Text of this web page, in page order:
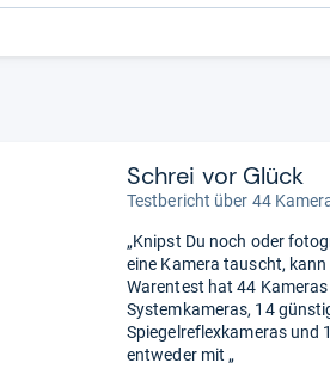
Schrei vor Glück
Testbericht über 44
„Knipst Du noch oder
eine Kamera tauscht, kann
Warentest hat 44
Systemkameras, 14
Spiegelreflexkameras und
entweder mit „